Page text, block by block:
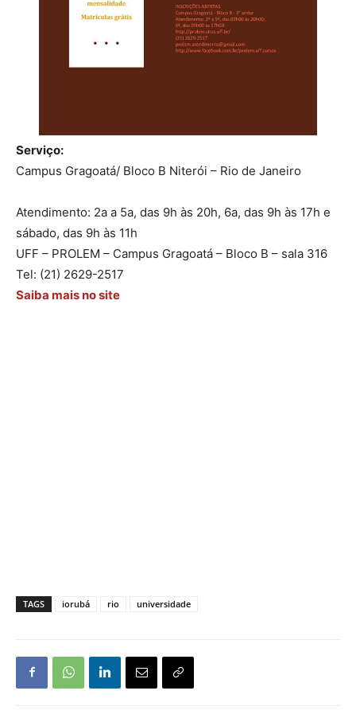
Serviço:
Campus Gragoatá/ Bloco B Niterói – Rio de Janeiro
Atendimento: 2a a 5a, das 9h às 20h, 6a, das 9h às 17h e
sábado, das 9h às 11h
UFF – PROLEM – Campus Gragoatá – Bloco B – sala 316
Tel: (21) 2629-2517
Saiba mais no site
TAGS iorubá rio universidade